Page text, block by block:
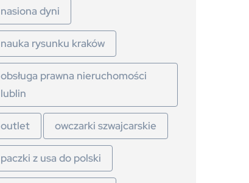
nasiona dyni
nauka rysunku kraków
obsługa prawna nieruchomości
lublin
outlet owczarki szwajcarskie
paczki z usa do polski